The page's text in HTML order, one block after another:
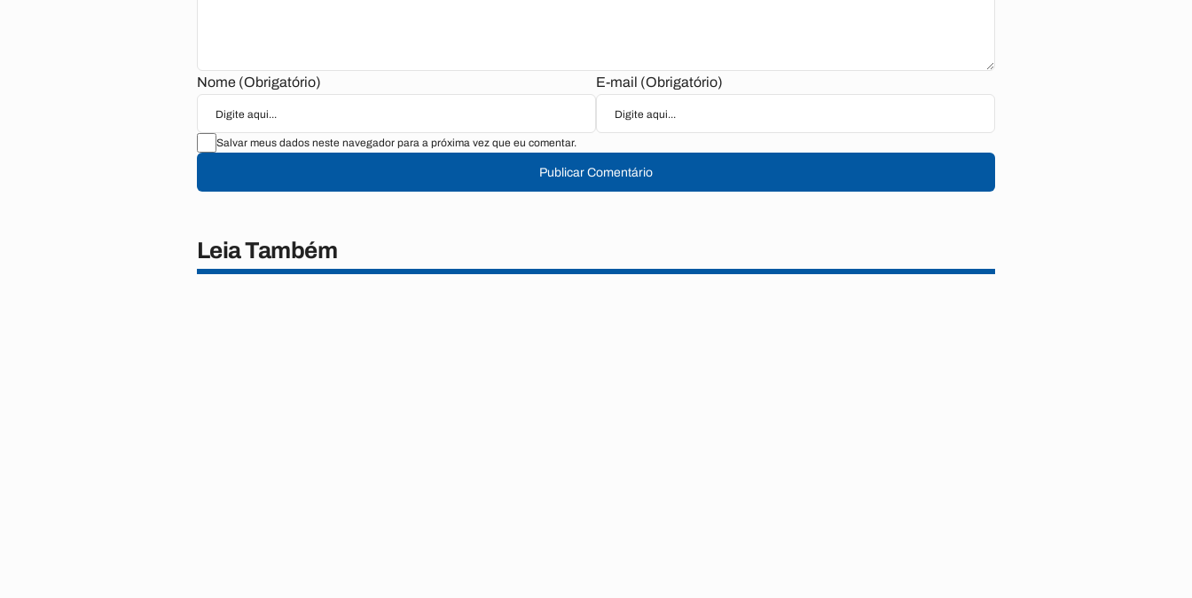
Nome (Obrigatório) E-mail (Obrigatório)
Salvar meus dados neste navegador para a próxima vez que eu comentar.
Publicar Comentário
Leia Também